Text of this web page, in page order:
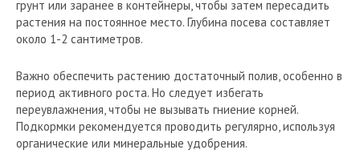
грунт или заранее в контейнеры, чтобы затем пересадить
растения на постоянное место. Глубина посева составляет
около 1-2 сантиметров.
Важно обеспечить растению достаточный полив, особенно в
период активного роста. Но следует избегать
переувлажнения, чтобы не вызывать гниение корней.
Подкормки рекомендуется проводить регулярно, используя
органические или минеральные удобрения.